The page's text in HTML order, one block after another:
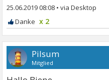
25.06.2019 08:08 •
x 2
Pilsum
Mitglied